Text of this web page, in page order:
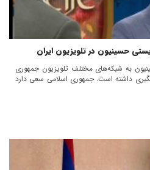
حسینیون در تلویزیون ایران
به شبکه‌های مختلف تلویزیون جمهوری
داشته است. جمهوری اسلامی سعی دارد